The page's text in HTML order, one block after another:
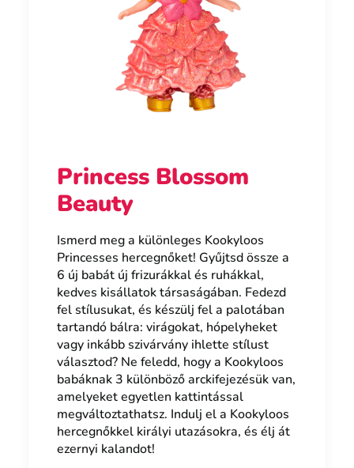
Princess Blossom
Beauty
Ismerd meg a különleges Kookyloos
Princesses hercegnőket! Gyűjtsd össze a
6 új babát új frizurákkal és ruhákkal,
kedves kisállatok társaságában. Fedezd
fel stílusukat, és készülj fel a palotában
tartandó bálra: virágokat, hópelyheket
vagy inkább szivárvány ihlette stílust
választod? Ne feledd, hogy a Kookyloos
babáknak 3 különböző arckifejezésük van,
amelyeket egyetlen kattintással
megváltoztathatsz. Indulj el a Kookyloos
hercegnőkkel királyi utazásokra, és élj át
ezernyi kalandot!